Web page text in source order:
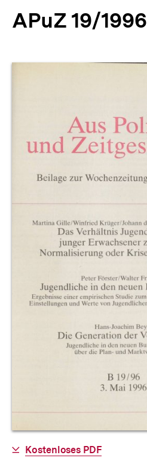
APuZ 19/1996
Allgemeine
Informationen
Download-
Kostenloses PDF